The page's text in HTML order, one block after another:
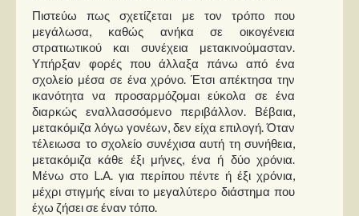
Πιστεύω πως σχετίζεται με τον τρόπο που
μεγάλωσα, καθώς ανήκα σε οικογένεια
στρατιωτικού και συνέχεια μετακινούμασταν.
Υπήρξαν φορές που άλλαξα πάνω από ένα
σχολείο μέσα σε ένα χρόνο. Έτσι απέκτησα την
ικανότητα να προσαρμόζομαι εύκολα σε ένα
διαρκώς εναλλασσόμενο περιβάλλον. Βέβαια,
μετακόμιζα λόγω γονέων, δεν είχα επιλογή. Όταν
τέλειωσα το σχολείο συνέχισα αυτή τη συνήθεια,
μετακόμιζα κάθε έξι μήνες, ένα ή δύο χρόνια.
Μένω στο L.A. για περίπου πέντε ή έξι χρόνια,
μέχρι στιγμής είναι το μεγαλύτερο διάστημα που
έχω ζήσει σε έναν τόπο.